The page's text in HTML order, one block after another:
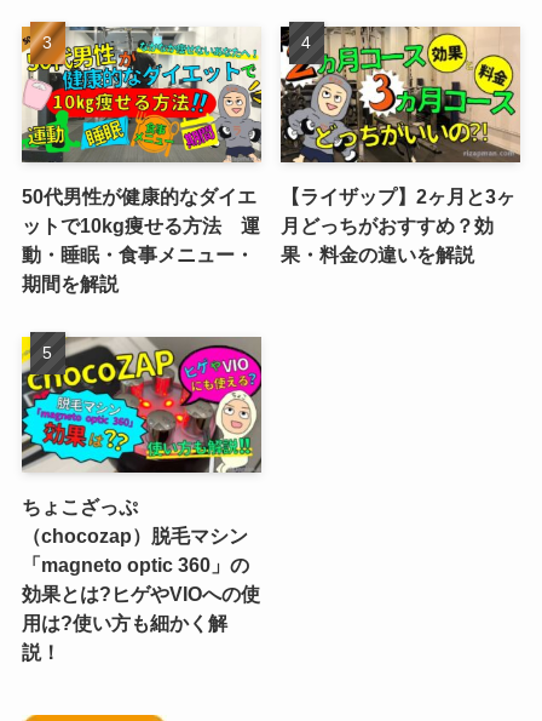
50代男性が健康的なダイエ
ットで10kg痩せる方法 運
動・睡眠・食事メニュー・
期間を解説
【ライザップ】2ヶ月と3ヶ
月どっちがおすすめ？効
果・料金の違いを解説
ちょこざっぷ
（chocozap）脱毛マシン
「magneto optic 360」の
効果とは?ヒゲやVIOへの使
用は?使い方も細かく解
説！